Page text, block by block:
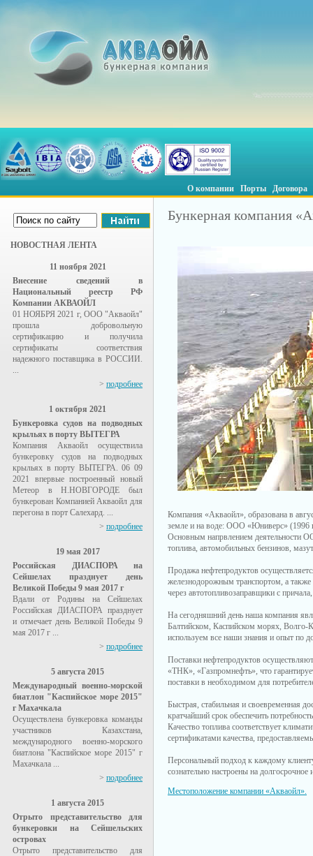
О компании Порты Договора
НОВОСТНАЯ ЛЕНТА
11 ноября 2021
Внесение сведений в
Национальный реестр РФ
Компании АКВАОЙЛ
01 НОЯБРЯ 2021 г, ООО "Акваойл"
прошла добровольную
сертификацию и получила
сертификаты соответствия
надежного поставщика в РОССИИ.
...
> подробнее
1 октября 2021
Бункеровка судов на подводных
крыльях в порту ВЫТЕГРА
Компания Акваойл осуществила
бункеровку судов на подводных
крыльях в порту ВЫТЕГРА. 06 09
2021 впервые построенный новый
Метеор в Н.НОВГОРОДЕ был
бункерован Компанией Акваойл для
перегона в порт Салехард. ...
> подробнее
19 мая 2017
Российская ДИАСПОРА на
Сейшелах празднует день
Великой Победы 9 мая 2017 г
Вдали от Родины на Сейшелах
Российская ДИАСПОРА празднует
и отмечает день Великой Победы 9
мая 2017 г ...
> подробнее
5 августа 2015
Международный военно-морской
биатлон "Каспийское море 2015"
г Махачкала
Осуществлена бункеровка команды
участников Казахстана,
международного военно-морского
биатлона "Каспийское море 2015" г
Махачкала ...
> подробнее
1 августа 2015
Отрыто представительство для
бункеровки на Сейшельских
островах
Отрыто представительство для
Бункерная компания
Компания «Акваойл», образована в
земле и на воде: ООО «Юниверс» (1996
Основным напрвлением деятельности
топлива, автомобильных бензинов,
Продажа нефтепродуктов
железнодорожным транспортом, а
через автотопливозаправщики с
На сегодняшний день наша компания
Балтийском, Каспийском морях, Волго-
используем все наши знания и опыт по
Поставки нефтепродуктов
«ТНК», «Газпромнефть», что
поставки в необходимом для
Быстрая, стабильная и своевременная
кратчайший срок обеспечить
Качество топлива соответствует
сертификатами качества,
Персональный подход к каждому
сознательно настроены на
Местоположение компании «Акваойл».